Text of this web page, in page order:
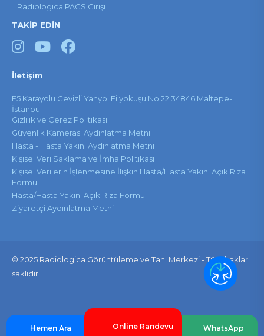
Hemen Ara Online Randevu WhatsApp
Radiologica PACS Girişi
TAKİP EDİN
İletişim
E5 Karayolu Cevizli Yanyol Filyokuşu No:22 34846 Maltepe-
İstanbul
Gizlilik ve Çerez Politikası
Güvenlik Kamerası Aydınlatma Metni
Hasta - Hasta Yakını Aydınlatma Metni
Kişisel Veri Saklama ve İmha Politikası
Kişisel Verilerin İşlenmesine İlişkin Hasta/Hasta Yakını Açık Rıza
Formu
Hasta/Hasta Yakını Açık Rıza Formu
Ziyaretçi Aydınlatma Metni
© 2025 Radiologica Görüntüleme ve Tanı Merkezi - Tüm hakları
saklıdır.